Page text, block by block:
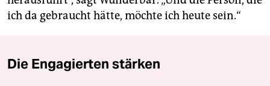
ich da gebraucht hätte, möchte ich heute sein.“
Die Engagierten stärken